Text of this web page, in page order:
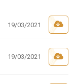
19/03/2021
19/03/2021